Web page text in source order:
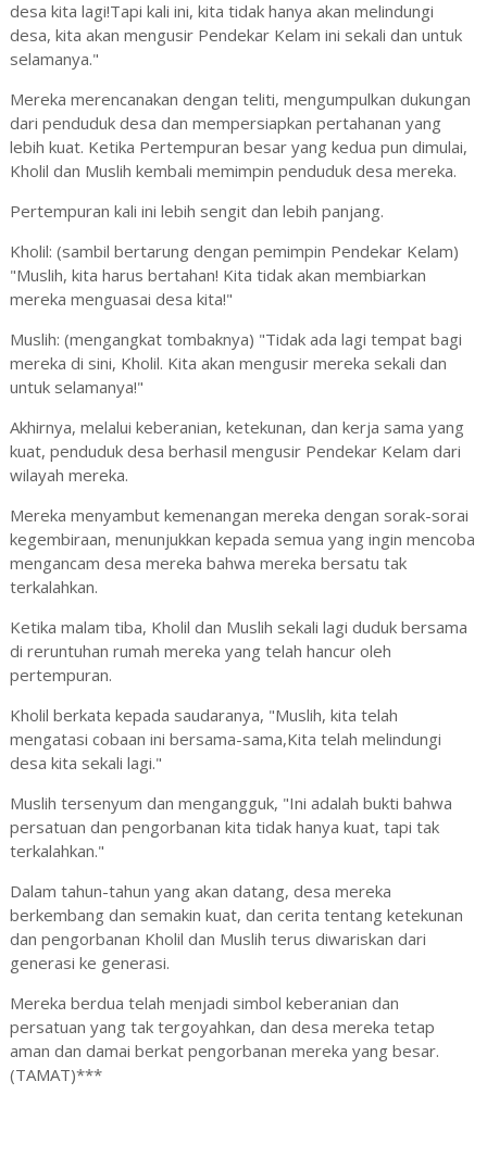
desa kita lagi!Tapi kali ini, kita tidak hanya akan melindungi
desa, kita akan mengusir Pendekar Kelam ini sekali dan untuk
selamanya."
Mereka merencanakan dengan teliti, mengumpulkan dukungan
dari penduduk desa dan mempersiapkan pertahanan yang
lebih kuat. Ketika Pertempuran besar yang kedua pun dimulai,
Kholil dan Muslih kembali memimpin penduduk desa mereka.
Pertempuran kali ini lebih sengit dan lebih panjang.
Kholil: (sambil bertarung dengan pemimpin Pendekar Kelam)
"Muslih, kita harus bertahan! Kita tidak akan membiarkan
mereka menguasai desa kita!"
Muslih: (mengangkat tombaknya) "Tidak ada lagi tempat bagi
mereka di sini, Kholil. Kita akan mengusir mereka sekali dan
untuk selamanya!"
Akhirnya, melalui keberanian, ketekunan, dan kerja sama yang
kuat, penduduk desa berhasil mengusir Pendekar Kelam dari
wilayah mereka.
Mereka menyambut kemenangan mereka dengan sorak-sorai
kegembiraan, menunjukkan kepada semua yang ingin mencoba
mengancam desa mereka bahwa mereka bersatu tak
terkalahkan.
Ketika malam tiba, Kholil dan Muslih sekali lagi duduk bersama
di reruntuhan rumah mereka yang telah hancur oleh
pertempuran.
Kholil berkata kepada saudaranya, "Muslih, kita telah
mengatasi cobaan ini bersama-sama,Kita telah melindungi
desa kita sekali lagi."
Muslih tersenyum dan mengangguk, "Ini adalah bukti bahwa
persatuan dan pengorbanan kita tidak hanya kuat, tapi tak
terkalahkan."
Dalam tahun-tahun yang akan datang, desa mereka
berkembang dan semakin kuat, dan cerita tentang ketekunan
dan pengorbanan Kholil dan Muslih terus diwariskan dari
generasi ke generasi.
Mereka berdua telah menjadi simbol keberanian dan
persatuan yang tak tergoyahkan, dan desa mereka tetap
aman dan damai berkat pengorbanan mereka yang besar.
(TAMAT)***